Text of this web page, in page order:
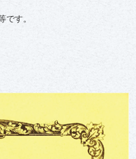
です。